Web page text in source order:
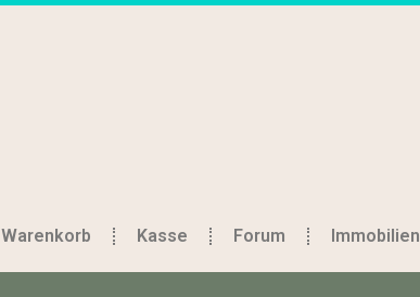
Warenkorb Kasse Forum Immobilien